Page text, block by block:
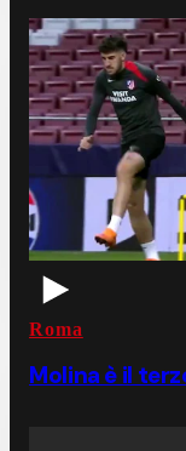
Roma
Molina è il